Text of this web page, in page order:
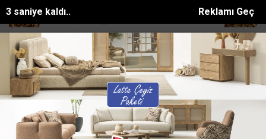
Reklamı Geç
0 saniye kaldı..
SON DAKİKA:
ağacına çarptı: 1... Göçükte hayatını kaybeden işçi Bekir
Yerel Haberler Haberleri